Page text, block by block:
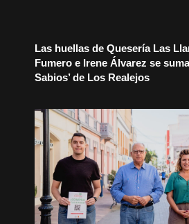
Las huellas de Quesería Las
Fumero e Irene Álvarez se
Sabios’ de Los Realejos